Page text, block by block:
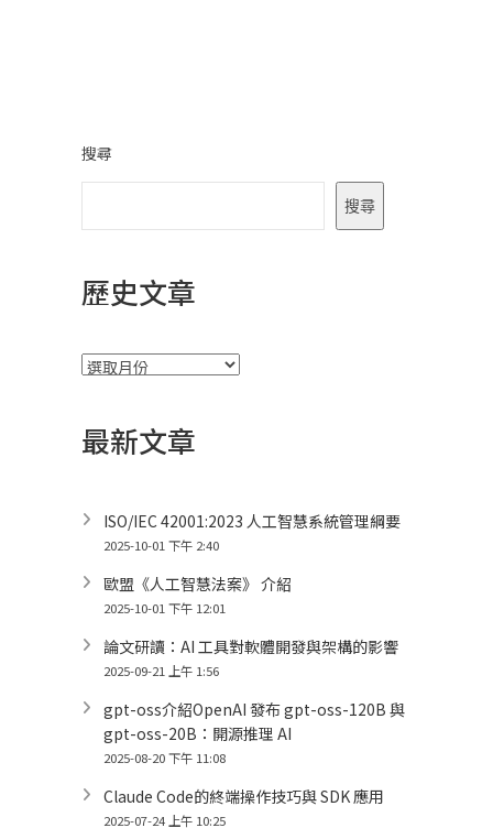
搜尋
搜尋
歷史文章
彙
最新文章
ISO/IEC 42001:2023 人工智慧系統管理綱要
2025-10-01 下午 2:40
歐盟《人工智慧法案》 介紹
2025-10-01 下午 12:01
論文研讀：AI 工具對軟體開發與架構的影響
2025-09-21 上午 1:56
gpt-oss介紹OpenAI 發布 gpt-oss-120B 與
gpt-oss-20B：開源推理 AI
2025-08-20 下午 11:08
Claude Code的終端操作技巧與 SDK 應用
2025-07-24 上午 10:25